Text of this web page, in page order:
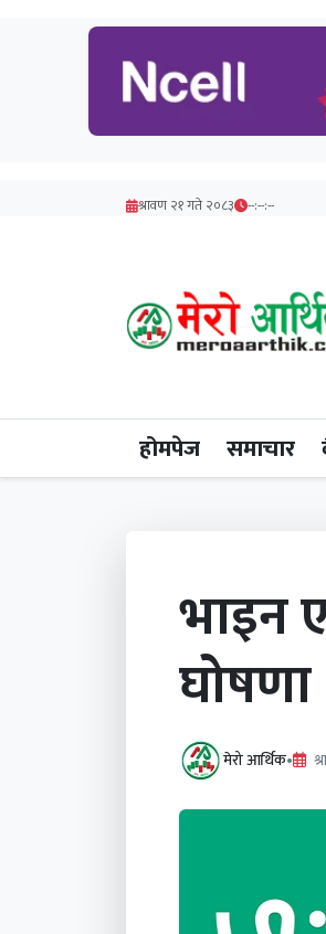
श्रावण २१ गते २०८३ --:--:--
होमपेज समाचार
भाइन
घोषणा
मेरो आर्थिक•